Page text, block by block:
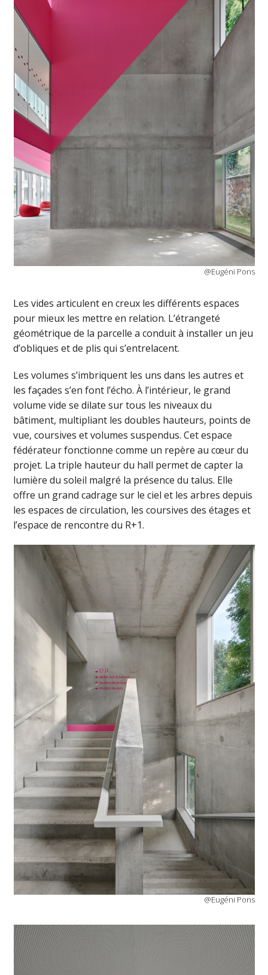
@Eugéni Pons
Les vides articulent en creux les différents espaces
pour mieux les mettre en relation. L’étrangeté
géométrique de la parcelle a conduit à installer un jeu
d’obliques et de plis qui s’entrelacent.
Les volumes s’imbriquent les uns dans les autres et
les façades s’en font l’écho. À l’intérieur, le grand
volume vide se dilate sur tous les niveaux du
bâtiment, multipliant les doubles hauteurs, points de
vue, coursives et volumes suspendus. Cet espace
fédérateur fonctionne comme un repère au cœur du
projet. La triple hauteur du hall permet de capter la
lumière du soleil malgré la présence du talus. Elle
offre un grand cadrage sur le ciel et les arbres depuis
les espaces de circulation, les coursives des étages et
l’espace de rencontre du R+1.
@Eugéni Pons